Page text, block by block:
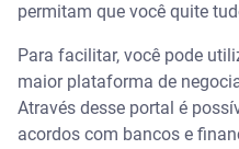
permitam que você quite
Para facilitar, você pode
maior plataforma de
Através desse portal é
acordos com bancos e